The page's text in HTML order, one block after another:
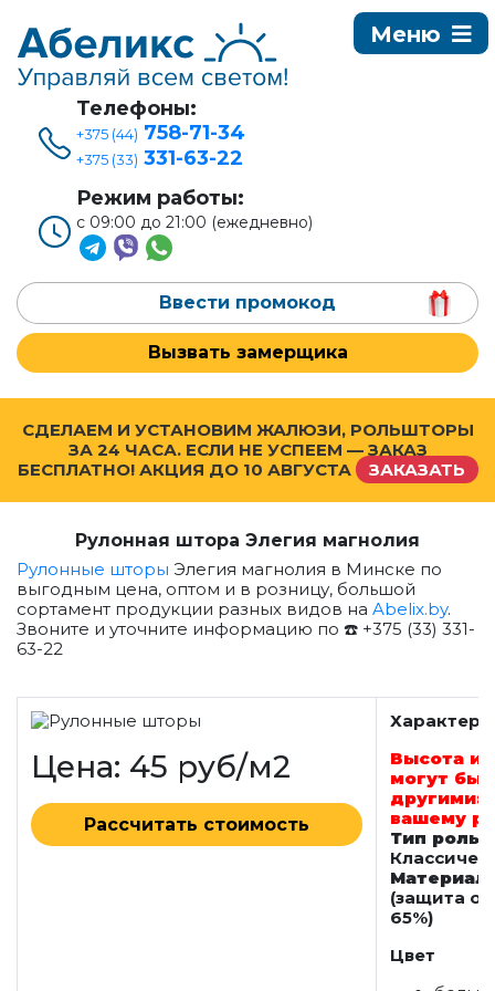
Телефоны:
+375 (44) 758-71-34
+375 (33) 331-63-22
Режим работы:
с 09:00 до 21:00 (ежедневно)
Ввести промокод
Вызвать замерщика
СДЕЛАЕМ И УСТАНОВИМ ЖАЛЮЗИ, РОЛЬШТОРЫ
ЗА 24 ЧАСА. ЕСЛИ НЕ УСПЕЕМ — ЗАКАЗ
БЕСПЛАТНО! АКЦИЯ ДО 10 АВГУСТА ЗАКАЗАТЬ
Рулонная штора Элегия магнолия
Рулонные шторы Элегия магнолия в Минске по
выгодным цена, оптом и в розницу, большой
сортамент продукции разных видов на Abelix.by.
Звоните и уточните информацию по ☎️ +375 (33) 331-
63-22
Цена: 45 руб/м2
Рассчитать стоимость
Высота и
могут
другими:
вашему
Тип
Материал
(защита от
65%)
Цвет